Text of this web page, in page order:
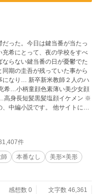
った。今日は鍵当番が当たっ
希にとって、夜の学校をすべ
らない鍵当番の日が憂鬱でた
期の圭吾が残っていた事から
教師２人のハ
身長短髪黒髪塩顔イケメン ※
中編小説です。 他サイトにも
件
本番なし
美形×美形
感想数 0
文字数 46,361